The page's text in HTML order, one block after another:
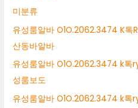
미분류
유성룸알바 O1O.2062.3474 K톡
산동바알바
유성룸알바 O1O.2062.3474 k
성룸보도
유성룸알바 O1O.2062.3474 k